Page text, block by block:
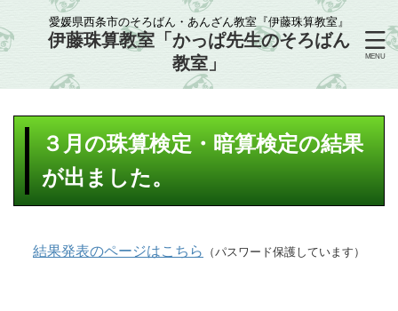
愛媛県西条市のそろばん・あんざん教室『伊藤珠算教室』
伊藤珠算教室「かっぱ先生のそろばん
教室」
３月の珠算検定・暗算検定の結果
が出ました。
結果発表のページはこちら （パスワード保護しています）